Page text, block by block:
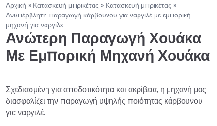
Αρχική » Κατασκευή μπρικέτας » Κατασκευή μπρικέτας »
Ανυπέρβλητη παραγωγή κάρβουνου για ναργιλέ με εμπορική
μηχανή για ναργιλέ
Ανώτερη Παραγωγή Χουάκα
Με Εμπορική Μηχανή Χουάκα
Σχεδιασμένη για αποδοτικότητα και ακρίβεια, η μηχανή μας
διασφαλίζει την παραγωγή υψηλής ποιότητας κάρβουνου
για ναργιλέ.